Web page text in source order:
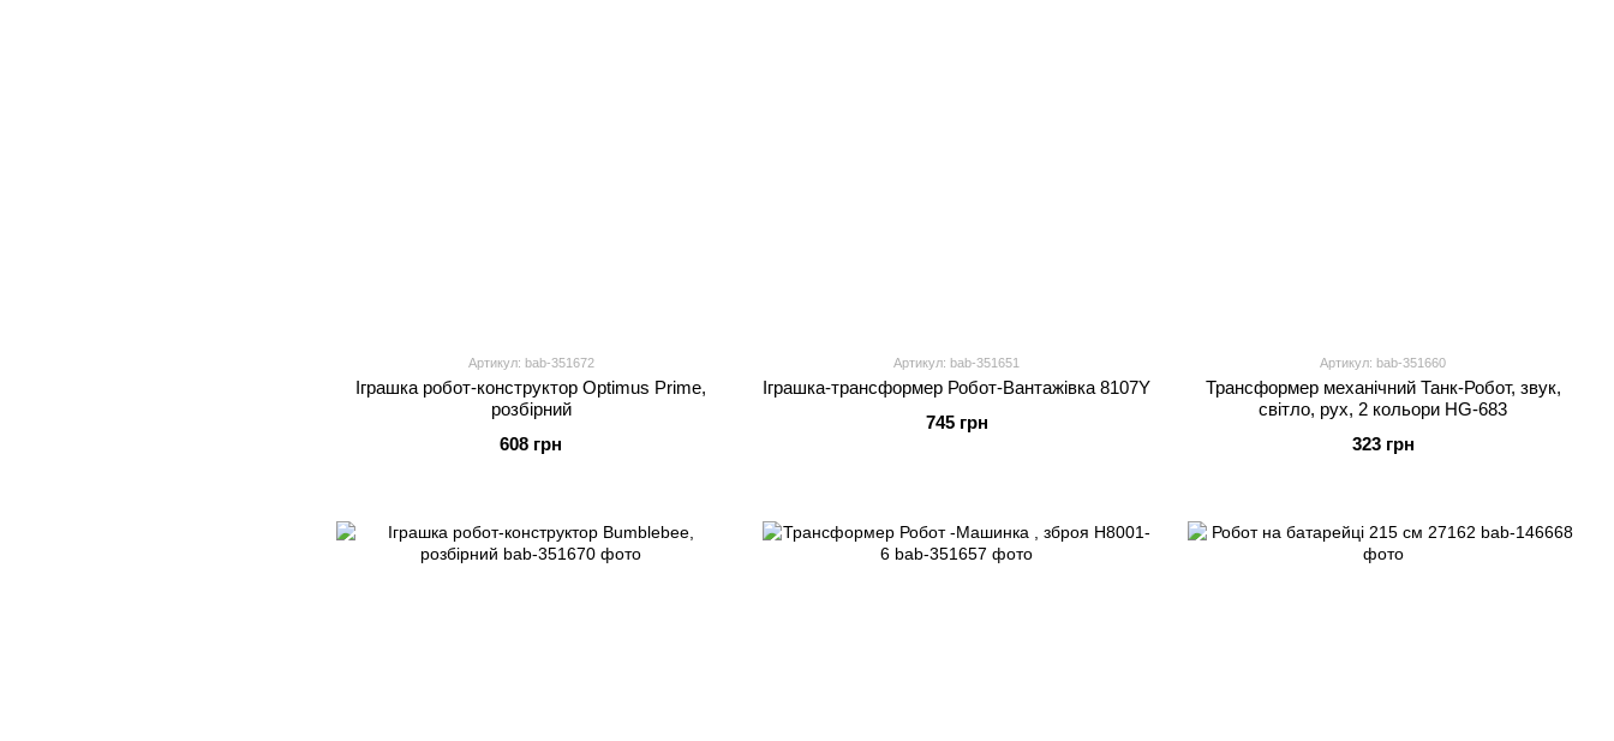
Артикул: bab-351672
Іграшка робот-конструктор Optimus Prime,
розбірний
608 грн
Артикул: bab-351651
Іграшка-трансформер Робот-Вантажівка 8107Y
745 грн
Артикул: bab-351660
Трансформер механічний Танк-Робот, звук,
світло, рух, 2 кольори HG-683
323 грн